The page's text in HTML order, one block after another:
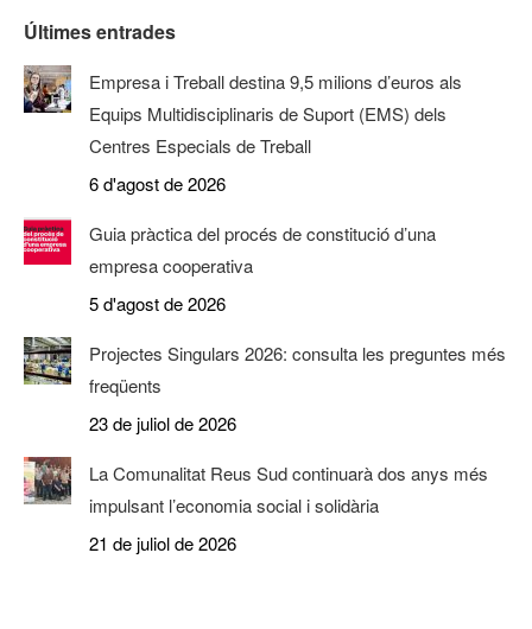
Últimes entrades
Empresa i Treball destina 9,5 milions d’euros als
Equips Multidisciplinaris de Suport (EMS) dels
Centres Especials de Treball
6 d'agost de 2026
Guia pràctica del procés de constitució d’una
empresa cooperativa
5 d'agost de 2026
Projectes Singulars 2026: consulta les preguntes més
freqüents
23 de juliol de 2026
La Comunalitat Reus Sud continuarà dos anys més
impulsant l’economia social i solidària
21 de juliol de 2026